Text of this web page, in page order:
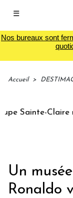
☰
Nos bureaux sont
Accueil >
Sainte-Claire
Un
Ronaldo